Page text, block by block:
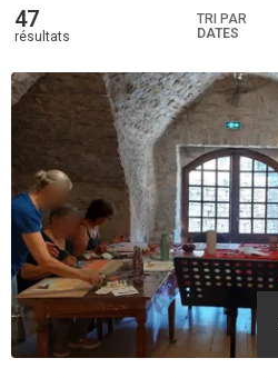
47
résultats
TRI PAR
DATES